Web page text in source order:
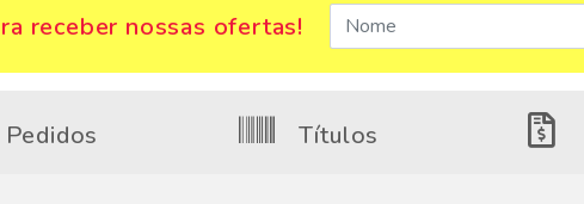
receber nossas ofertas!
Títulos